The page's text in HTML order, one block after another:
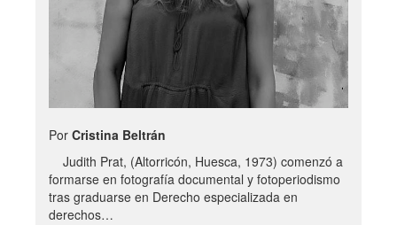
Por Cristina Beltrán
Judith Prat, (Altorricón, Huesca, 1973) comenzó a
formarse en fotografía documental y fotoperiodismo
tras graduarse en Derecho especializada en
derechos…